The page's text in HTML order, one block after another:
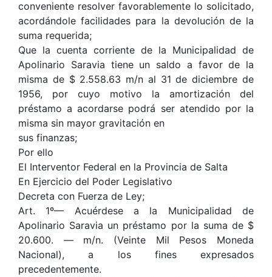
conveniente resolver favorablemente lo solicitado,
acordándole facilidades para la devolución de la
suma requerida;
Que la cuenta corriente de la Municipalidad de
Apolinario Saravia tiene un saldo a favor de la
misma de $ 2.558.63 m/n al 31 de diciembre de
1956, por cuyo motivo la amortización del
préstamo a acordarse podrá ser atendido por la
misma sin mayor gravitación en
sus finanzas;
Por ello
El Interventor Federal en la Provincia de Salta
En Ejercicio del Poder Legislativo
Decreta con Fuerza de Ley;
Art. 1º— Acuérdese a la Municipalidad de
Apolinario Saravia un préstamo por la suma de $
20.600. — m/n. (Veinte Mil Pesos Moneda
Nacional), a los fines expresados
precedentemente.